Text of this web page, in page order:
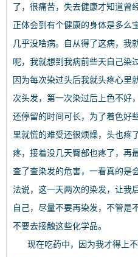
了，很痛苦，失去健康才知道曾
正体会到有个健康的身体是多么
几乎没啥病。自从得了这病，我
呢，我就想到我病前些天自己染
因为每次染过头后我就头疼心里
次头发，第一次染过后上色不好
还停留的时间可长，为了着色好
里就慌的难受还很烦燥，头也疼
疼，接着没几天臀部也疼了，再
查了查染发的危害，一看真的是
法说，这一天两次的染发，让我
自己，尽量不要再染发，不管是
不要去接触这些化学品。
现在吃药中，因为我才得上不